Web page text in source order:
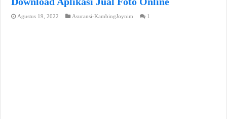
Agustus 19, 2022 Asuransi-KambingJoynim 1